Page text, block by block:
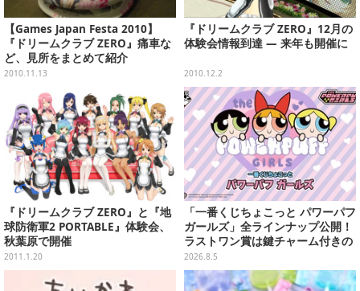
【Games Japan Festa 2010】
『ドリームクラブ ZERO』痛車な
ど、見所をまとめて紹介
2010.11.13
『ドリームクラブ ZERO』12月の
体験会情報到達 ― 来年も開催に
2010.12.2
『ドリームクラブ ZERO』と『地
球防衛軍2 PORTABLE』体験会、
秋葉原で開催
2011.1.20
「一番くじちょこっと パワーパフ
ガールズ」全ラインナップ公開！
ラストワン賞は鍵チャーム付きの
シール帳スペシャルセットを用意
2026.8.5